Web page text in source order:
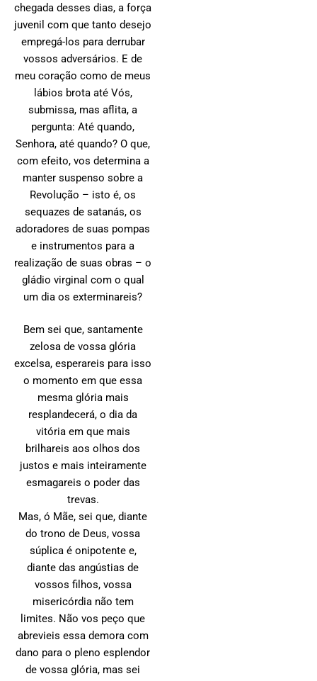
chegada desses dias, a força
juvenil com que tanto desejo
empregá-los para derrubar
vossos adversários. E de
meu coração como de meus
lábios brota até Vós,
submissa, mas aflita, a
pergunta: Até quando,
Senhora, até quando? O que,
com efeito, vos determina a
manter suspenso sobre a
Revolução – isto é, os
sequazes de satanás, os
adoradores de suas pompas
e instrumentos para a
realização de suas obras – o
gládio virginal com o qual
um dia os exterminareis?
Bem sei que, santamente
zelosa de vossa glória
excelsa, esperareis para isso
o momento em que essa
mesma glória mais
resplandecerá, o dia da
vitória em que mais
brilhareis aos olhos dos
justos e mais inteiramente
esmagareis o poder das
trevas.
Mas, ó Mãe, sei que, diante
do trono de Deus, vossa
súplica é onipotente e,
diante das angústias de
vossos filhos, vossa
misericórdia não tem
limites. Não vos peço que
abrevieis essa demora com
dano para o pleno esplendor
de vossa glória, mas sei